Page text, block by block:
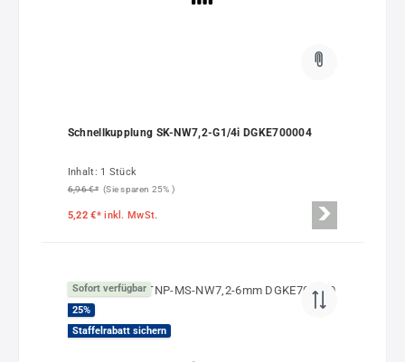
Schnellkupplung SK-NW7,2-G1/4i DGKE700004
Inhalt: 1 Stück
6,96 €* (Sie sparen 25% )
5,22 €*inkl. MwSt.
Sofort verfügbar
25%
Staffelrabatt sichern